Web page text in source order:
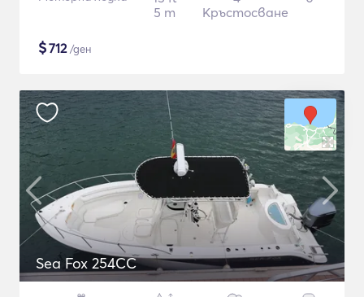
5 m
Кръстосване
$712/ден
Sea Fox 254CC